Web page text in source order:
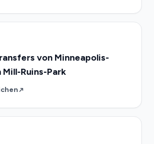
von Minneapolis-
Mill-Ruins-Park